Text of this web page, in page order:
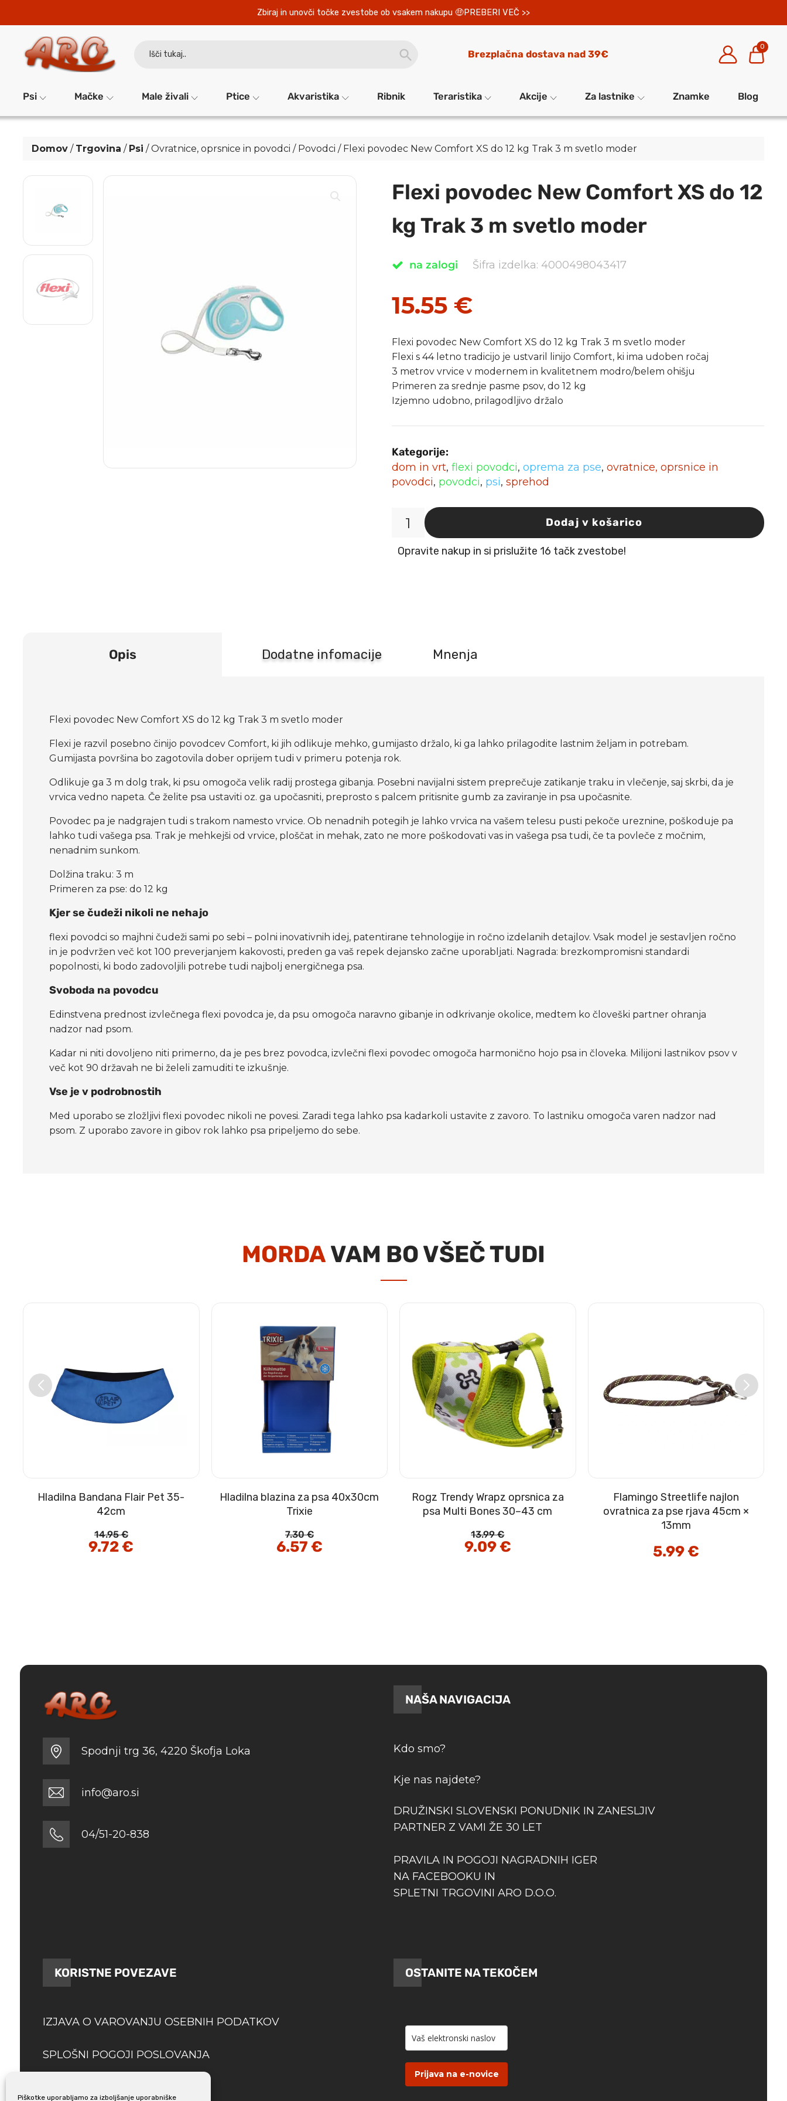
Piškotke uporabljamo za izboljšanje uporabniške
Zbiraj in unovči točke zvestobe ob vsakem nakupu PREBERI VEČ >>
BUTTON
Brezplačna dostava nad 39€
0
Psi Mačke Male živali Ptice Akvaristika Ribnik Teraristika Akcije Za lastnike Znamke Blog
Domov / Trgovina / Psi /Ovratnice, oprsnice in povodci / Povodci / Flexi povodec New Comfort XS do 12 kg Trak 3 m svetlo moder
Flexi povodec New Comfort XS do 12
kg Trak 3 m svetlo moder
na zalogi Šifra izdelka: 4000498043417
15.55 €
Flexi povodec New Comfort XS do 12 kg Trak 3 m svetlo moder
Flexi s 44 letno tradicijo je ustvaril linijo Comfort, ki ima udoben ročaj
3 metrov vrvice v modernem in kvalitetnem modro/belem ohišju
Primeren za srednje pasme psov, do 12 kg
Izjemno udobno, prilagodljivo držalo
Kategorije:
dom in vrt, flexi povodci, oprema za pse, ovratnice, oprsnice in
povodci, povodci, psi, sprehod
New
Dodaj v košarico
Opravite nakup in si prislužite 16 tačk zvestobe!
Opis Dodatne infomacije Mnenja
Flexi povodec New Comfort XS do 12 kg Trak 3 m svetlo moder
Flexi je razvil posebno činijo povodcev Comfort, ki jih odlikuje mehko, gumijasto držalo, ki ga lahko prilagodite lastnim željam in potrebam.
Gumijasta površina bo zagotovila dober oprijem tudi v primeru potenja rok.
Odlikuje ga 3 m dolg trak, ki psu omogoča velik radij prostega gibanja. Posebni navijalni sistem preprečuje zatikanje traku in vlečenje, saj skrbi, da je
vrvica vedno napeta. Če želite psa ustaviti oz. ga upočasniti, preprosto s palcem pritisnite gumb za zaviranje in psa upočasnite.
Povodec pa je nadgrajen tudi s trakom namesto vrvice. Ob nenadnih potegih je lahko vrvica na vašem telesu pusti pekoče ureznine, poškoduje pa
lahko tudi vašega psa. Trak je mehkejši od vrvice, ploščat in mehak, zato ne more poškodovati vas in vašega psa tudi, če ta povleče z močnim,
nenadnim sunkom.
Dolžina traku: 3 m
Primeren za pse: do 12 kg
Kjer se čudeži nikoli ne nehajo
flexi povodci so majhni čudeži sami po sebi – polni inovativnih idej, patentirane tehnologije in ročno izdelanih detajlov. Vsak model je sestavljen ročno
in je podvržen več kot 100 preverjanjem kakovosti, preden ga vaš repek dejansko začne uporabljati. Nagrada: brezkompromisni standardi
popolnosti, ki bodo zadovoljili potrebe tudi najbolj energičnega psa.
Svoboda na povodcu
Edinstvena prednost izvlečnega flexi povodca je, da psu omogoča naravno gibanje in odkrivanje okolice, medtem ko človeški partner ohranja
nadzor nad psom.
Kadar ni niti dovoljeno niti primerno, da je pes brez povodca, izvlečni flexi povodec omogoča harmonično hojo psa in človeka. Milijoni lastnikov psov v
več kot 90 državah ne bi želeli zamuditi te izkušnje.
Vse je v podrobnostih
Med uporabo se zložljivi flexi povodec nikoli ne povesi. Zaradi tega lahko psa kadarkoli ustavite z zavoro. To lastniku omogoča varen nadzor nad
psom. Z uporabo zavore in gibov rok lahko psa pripeljemo do sebe.
MORDAVAM BO VŠEČ TUDI
Hladilna Bandana Flair Pet 35-
42cm
14.95€
Izvirna
cena
9.72€
Hladilna blazina za psa 40x30cm
Trixie
7.30€
Izvirna
cena
6.57 €Trenutna
cena
Rogz Trendy Wrapz oprsnica za
psa Multi Bones 30–43 cm
13.99€
Izvirna
cena
9.09€Trenutna
cena
Flamingo Streetlife najlon
ovratnica za pse rjava 45cm ×
13mm
5.99€
Spodnji trg 36, 4220 Škofja Loka
info@aro.si
04/51-20-838
NAŠA NAVIGACIJA
Kdo smo?
Kje nas najdete?
DRUŽINSKI SLOVENSKI PONUDNIK IN ZANESLJIV
PARTNER Z VAMI ŽE 30 LET
PRAVILA IN POGOJI NAGRADNIH IGER
NA FACEBOOKU IN
SPLETNI TRGOVINI ARO D.O.O.
KORISTNE POVEZAVE
IZJAVA O VAROVANJU OSEBNIH PODATKOV
SPLOŠNI POGOJI POSLOVANJA
OSTANITE NA TEKOČEM
Prijava na e-novice